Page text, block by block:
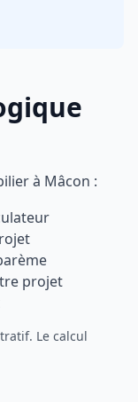
à Mâcon :
projet
Le calcul